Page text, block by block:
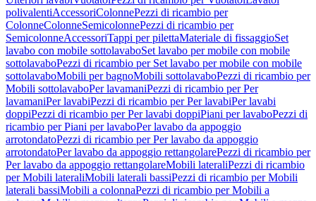
polivalentiAccessoriColonnePezzi di ricambio per
ColonneColonneSemicolonnePezzi di ricambio per
SemicolonneAccessoriTappi per pilettaMateriale di fissaggioSet
lavabo con mobile sottolavaboSet lavabo per mobile con mobile
sottolavaboPezzi di ricambio per Set lavabo per mobile con mobile
sottolavaboMobili per bagnoMobili sottolavaboPezzi di ricambio per
Mobili sottolavaboPer lavamaniPezzi di ricambio per Per
lavamaniPer lavabiPezzi di ricambio per Per lavabiPer lavabi
doppiPezzi di ricambio per Per lavabi doppiPiani per lavaboPezzi di
ricambio per Piani per lavaboPer lavabo da appoggio
arrotondatoPezzi di ricambio per Per lavabo da appoggio
arrotondatoPer lavabo da appoggio rettangolarePezzi di ricambio per
Per lavabo da appoggio rettangolareMobili lateraliPezzi di ricambio
per Mobili lateraliMobili laterali bassiPezzi di ricambio per Mobili
laterali bassiMobili a colonnaPezzi di ricambio per Mobili a